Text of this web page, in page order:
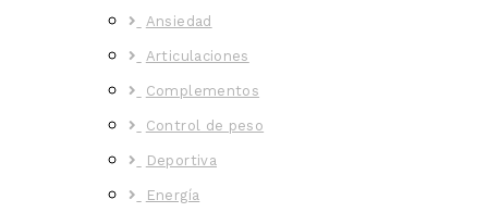
Ansiedad
Articulaciones
Complementos
Control de peso
Deportiva
Energía